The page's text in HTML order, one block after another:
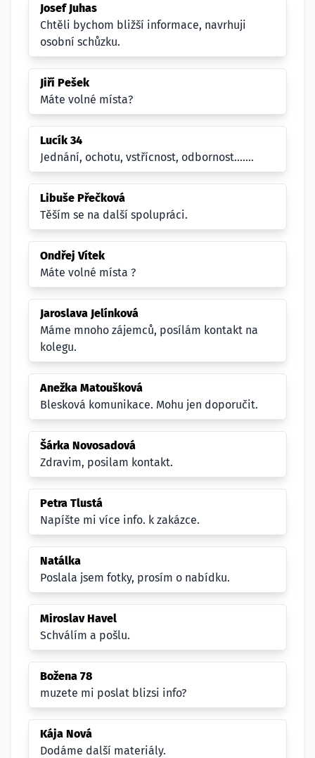
Josef Juhas
Chtěli bychom bližší informace, navrhuji
osobní schůzku.
Jiří Pešek
Máte volné místa?
Lucík 34
Jednání, ochotu, vstřícnost, odbornost.......
Libuše Přečková
Těším se na další spolupráci.
Ondřej Vítek
Máte volné místa ?
Jaroslava Jelínková
Máme mnoho zájemců, posílám kontakt na
kolegu.
Anežka Matoušková
Blesková komunikace. Mohu jen doporučit.
Šárka Novosadová
Zdravim, posilam kontakt.
Petra Tlustá
Napíšte mi více info. k zakázce.
Natálka
Poslala jsem fotky, prosím o nabídku.
Miroslav Havel
Schválím a pošlu.
Božena 78
muzete mi poslat blizsi info?
Kája Nová
Dodáme další materiály.